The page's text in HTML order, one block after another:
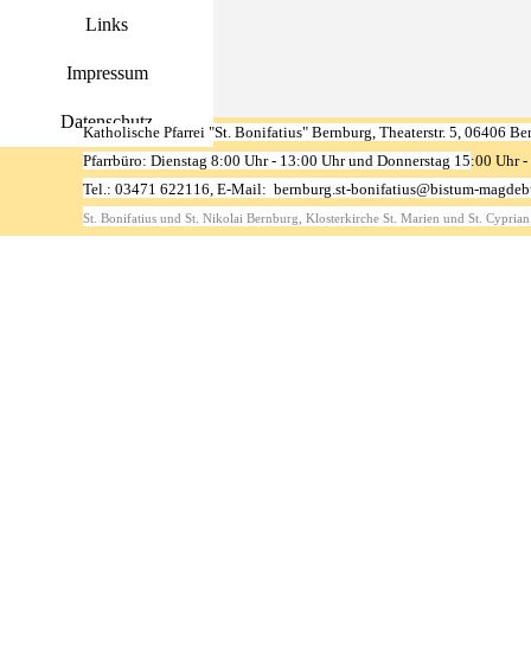
Links
Impressum
Datenschutz
Katholische Pfarrei "St. Bonifatius" Bernburg, Theaterstr. 5, 06406
Pfarrbüro: Dienstag 8:00 Uhr - 13:00 Uhr und Donnerstag 15:00 Uhr
Tel.: 03471 622116, E-Mail: bernburg.st-bonifatius@bistum-
St. Bonifatius und St. Nikolai Bernburg, Klosterkirche St. Marien und St. Cyprian